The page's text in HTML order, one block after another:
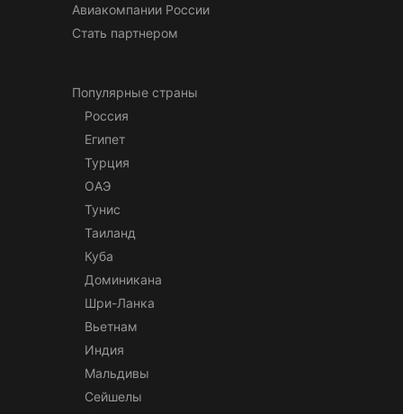
Авиакомпании России
Стать партнером
Популярные страны
Россия
Египет
Турция
ОАЭ
Тунис
Таиланд
Куба
Доминикана
Шри-Ланка
Вьетнам
Индия
Мальдивы
Сейшелы